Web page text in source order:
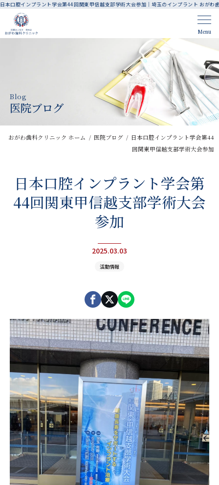
日本口腔インプラント学会第44回関東甲信越支部学術大会参加｜埼玉のインプラント おがわ
Menu
Blog
医院ブログ
おがわ歯科クリニック ホーム 医院ブログ
日本口腔インプラント学会第44
回関東甲信越支部学術大会参加
日本口腔インプラント学会第
44回関東甲信越支部学術大会
参加
2025.03.03
活動情報
CLINIC CONTENTS
院長・スタッフ紹介
料金表
アクセス・医院案内
人材育成・採用
お知らせ
医院ブログ
TREATMENT CONTENTS
インプラント
セラミック治療・ホワイトニング
歯周病治療
精密根管治療
0480-93-7001
JR宇都宮線「白岡駅」西口徒歩4分・駐車場9台完備
保育士常駐の保育室あり（予約制）
診療時間
平日 9:00〜13:00／14:00〜18:00
土曜 9:00〜13:00／14:00〜16:00
休診日
木曜・日曜・祝日